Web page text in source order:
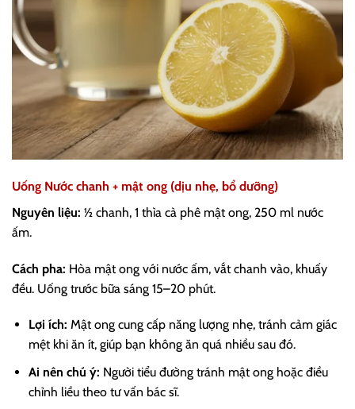
Uống Nước chanh + mật ong (dịu nhẹ, bổ dưỡng)
Nguyên liệu: ½ chanh, 1 thìa cà phê mật ong, 250 ml nước
ấm.
Cách pha: Hòa mật ong với nước ấm, vắt chanh vào, khuấy
đều. Uống trước bữa sáng 15–20 phút.
Lợi ích: Mật ong cung cấp năng lượng nhẹ, tránh cảm giác
mệt khi ăn ít, giúp bạn không ăn quá nhiều sau đó.
Ai nên chú ý: Người tiểu đường tránh mật ong hoặc điều
chỉnh liều theo tư vấn bác sĩ.